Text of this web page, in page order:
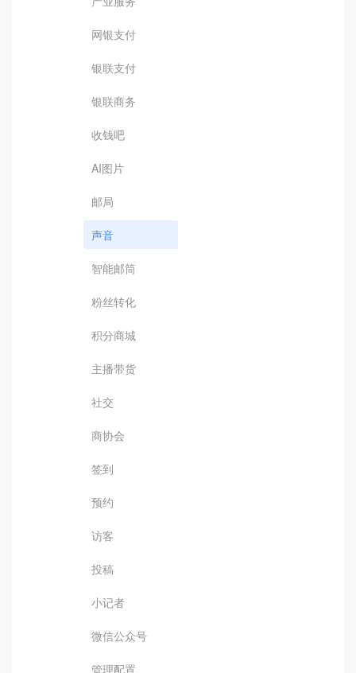
网银支付
银联支付
银联商务
收钱吧
AI图片
邮局
声音
智能邮筒
粉丝转化
积分商城
主播带货
社交
商协会
签到
预约
访客
投稿
小记者
微信公众号
管理配置